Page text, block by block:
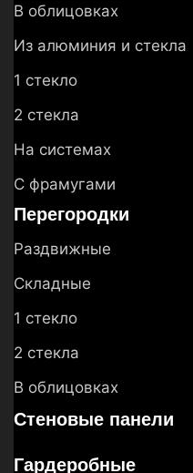
В облицовках
Из алюминия и стекла
1 стекло
2 стекла
На системах
С фрамугами
Перегородки
Раздвижные
Складные
1 стекло
2 стекла
В облицовках
Стеновые панели
Гардеробные